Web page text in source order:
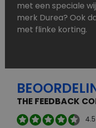
met een speciale
merk Durea? Ook
met flinke korting.
Schoenen heeft u
schoenen, maar
aanbod is zo
passend paar vindt.
Welke
THE FEEDBACK
4.5